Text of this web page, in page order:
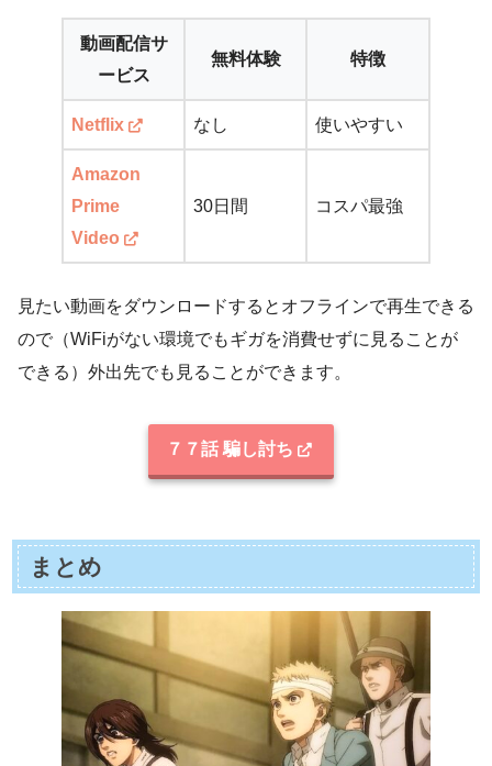
動画配信サ
ービス
無料体験 特徴
Netflix なし 使いやすい
Amazon
Prime
Video
30日間 コスパ最強
見たい動画をダウンロードするとオフラインで再生できる
ので（WiFiがない環境でもギガを消費せずに見ることが
できる）外出先でも見ることができます。
７７話 騙し討ち
まとめ